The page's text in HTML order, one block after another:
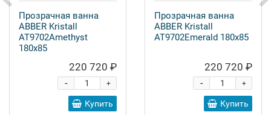
Прозрачная ванна
ABBER Kristall
AT9702Amethyst
180x85
220 720 ₽
+
-
Купить
Прозрачная ванна
ABBER Kristall
AT9702Emerald 180x85
220 720 ₽
+
-
Купить